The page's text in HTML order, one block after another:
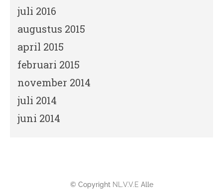
juli 2016
augustus 2015
april 2015
februari 2015
november 2014
juli 2014
juni 2014
© Copyright NL.V.V.E Alle